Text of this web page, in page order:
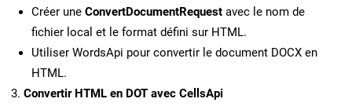
Créer une ConvertDocumentRequest avec le nom de
fichier local et le format défini sur HTML.
Utiliser WordsApi pour convertir le document DOCX en
HTML.
Convertir HTML en DOT avec CellsApi